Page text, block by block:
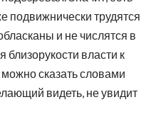
подвижнически трудятся
и не числятся в
близорукости власти к
сказать словами
видеть, не увидит